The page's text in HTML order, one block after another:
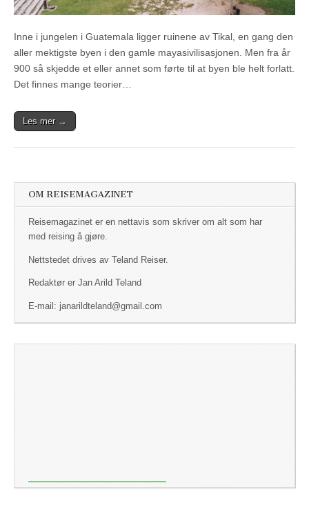
Inne i jungelen i Guatemala ligger ruinene av Tikal, en gang den
aller mektigste byen i den gamle mayasivilisasjonen. Men fra år
900 så skjedde et eller annet som førte til at byen ble helt forlatt.
Det finnes mange teorier…
Les mer →
OM REISEMAGAZINET
Reisemagazinet er en nettavis som skriver om alt som har
med reising å gjøre.
Nettstedet drives av Teland Reiser.
Redaktør er Jan Arild Teland
E-mail: janarildteland@gmail.com